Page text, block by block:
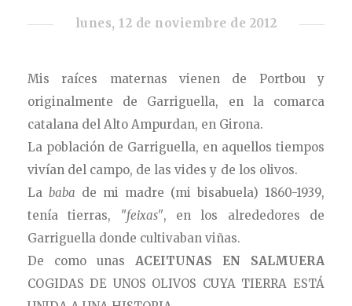
lunes, 12 de noviembre de 2012
Mis raíces maternas vienen de Portbou y
originalmente de Garriguella, en la comarca
catalana del Alto Ampurdan, en Girona.
La población de Garriguella, en aquellos tiempos
vivían del campo, de las vides y de los olivos.
La baba de mi madre (mi bisabuela) 1860-1939,
tenía tierras, "feixas", en los alrededores de
Garriguella donde cultivaban viñas.
De como unas ACEITUNAS EN SALMUERA
COGIDAS DE UNOS OLIVOS CUYA TIERRA ESTÁ